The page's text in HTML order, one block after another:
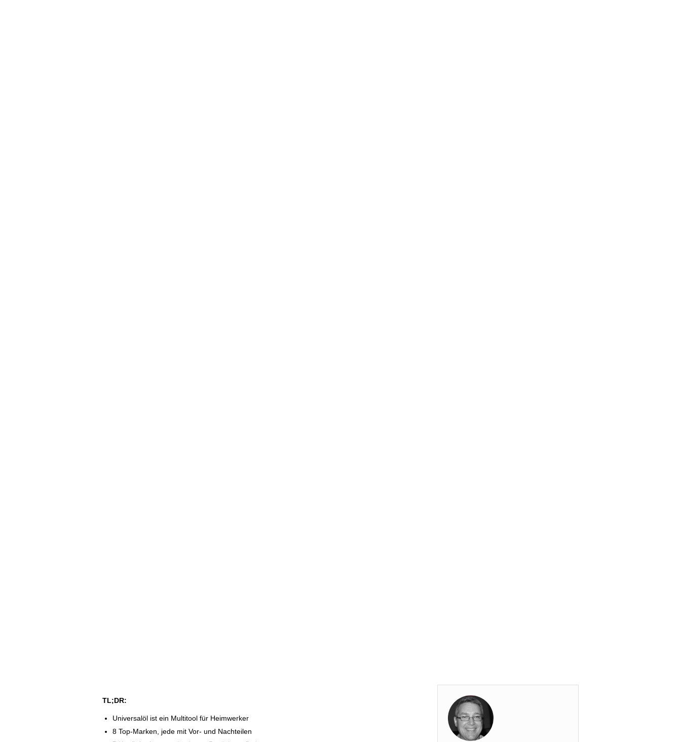
TL;DR:
Universalöl ist ein Multitool für Heimwerker
8 Top-Marken, jede mit Vor- und Nachteilen